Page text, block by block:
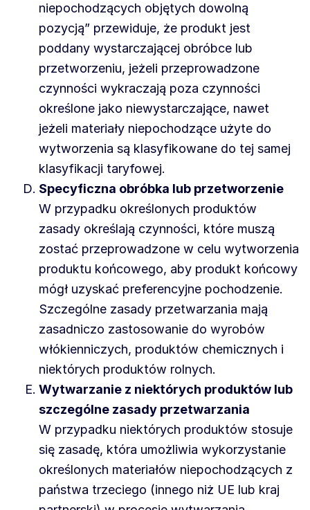
niepochodzących objętych dowolną
pozycją” przewiduje, że produkt jest
poddany wystarczającej obróbce lub
przetworzeniu, jeżeli przeprowadzone
czynności wykraczają poza czynności
określone jako niewystarczające, nawet
jeżeli materiały niepochodzące użyte do
wytworzenia są klasyfikowane do tej samej
klasyfikacji taryfowej.
Specyficzna obróbka lub przetworzenie
W przypadku określonych produktów
zasady określają czynności, które muszą
zostać przeprowadzone w celu wytworzenia
produktu końcowego, aby produkt końcowy
mógł uzyskać preferencyjne pochodzenie.
Szczególne zasady przetwarzania mają
zasadniczo zastosowanie do wyrobów
włókienniczych, produktów chemicznych i
niektórych produktów rolnych.
Wytwarzanie z niektórych produktów lub
szczególne zasady przetwarzania
W przypadku niektórych produktów stosuje
się zasadę, która umożliwia wykorzystanie
określonych materiałów niepochodzących z
państwa trzeciego (innego niż UE lub kraj